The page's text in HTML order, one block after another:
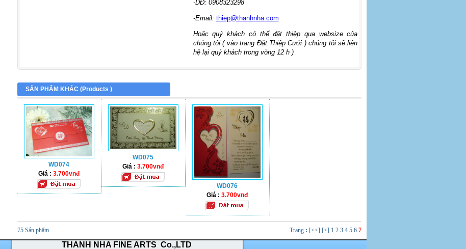
-DĐ: 0908323298
-Email: thiep@thanhnha.com
Hoặc quý khách có thể đặt thiệp qua websize của
chúng tôi ( vào trang Đặt Thiệp Cưới ) chúng tôi sẽ liên
hệ lại quý khách trong vòng 12 h )
SẢN PHẨM KHÁC (Products )
WD074
Giá : 3.700vnđ
WD075
Giá : 3.700vnđ
WD076
Giá : 3.700vnđ
75 Sản phẩm Trang: [<<] [<] 1 2 3 4 5 6 7
THANH NHA FINE ARTS Co.,LTD